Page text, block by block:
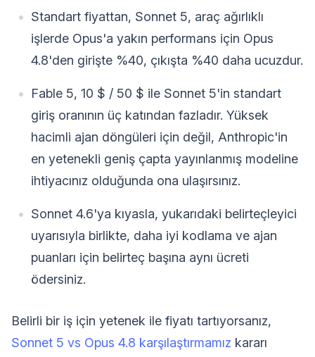
Standart fiyattan, Sonnet 5, araç ağırlıklı
işlerde Opus'a yakın performans için Opus
4.8'den girişte %40, çıkışta %40 daha ucuzdur.
Fable 5, 10 $ / 50 $ ile Sonnet 5'in standart
giriş oranının üç katından fazladır. Yüksek
hacimli ajan döngüleri için değil, Anthropic'in
en yetenekli geniş çapta yayınlanmış modeline
ihtiyacınız olduğunda ona ulaşırsınız.
Sonnet 4.6'ya kıyasla, yukarıdaki belirteçleyici
uyarısıyla birlikte, daha iyi kodlama ve ajan
puanları için belirteç başına aynı ücreti
ödersiniz.
Belirli bir iş için yetenek ile fiyatı tartıyorsanız,
Sonnet 5 vs Opus 4.8 karşılaştırmamız kararı